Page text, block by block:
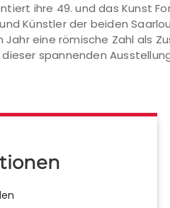
ihre 49. und das Kunst
Künstler der beiden
eine römische Zahl als
spannenden